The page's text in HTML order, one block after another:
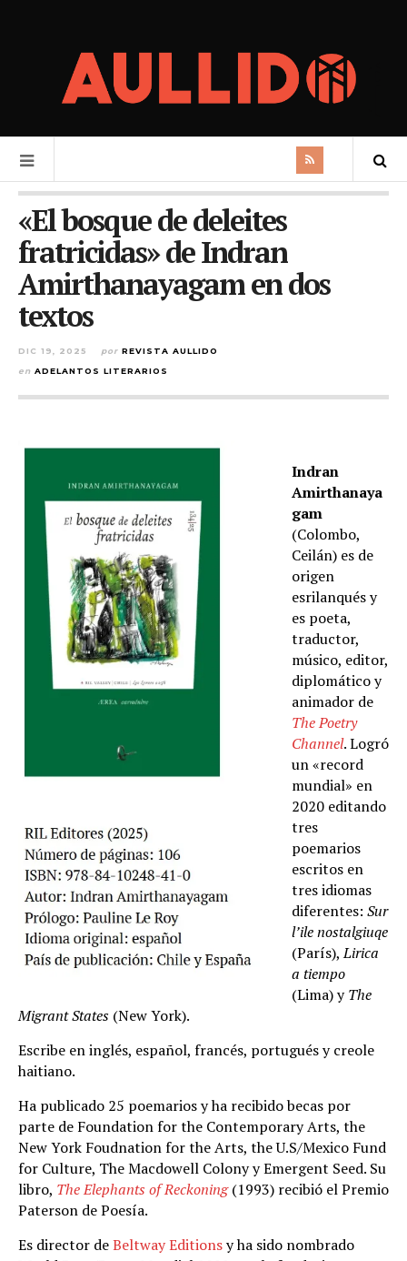
«El bosque de deleites
fratricidas» de Indran
Amirthanayagam en dos
textos
DIC 19, 2025 por REVISTA AULLIDO
en ADELANTOS LITERARIOS
Indran
Amirthanaya
gam
(Colombo,
Ceilán) es de
origen
esrilanqués y
es poeta,
traductor,
músico, editor,
diplomático y
animador de
The Poetry
Channel. Logró
un «record
mundial» en
2020 editando
tres
poemarios
escritos en
tres idiomas
diferentes: Sur
l’ile nostalgiuqe
(París),Lirica
a tiempo
(Lima) yThe
Migrant States (New York).
Escribe en inglés, español, francés, portugués y creole
haitiano.
Ha publicado 25 poemarios y ha recibido becas por
parte de Foundation for the Contemporary Arts, the
New York Foudnation for the Arts, the U.S/Mexico Fund
for Culture, The Macdowell Colony y Emergent Seed. Su
libro, The Elephants of Reckoning(1993) recibió el Premio
Paterson de Poesía.
Es director deBeltway Editionsy ha sido nombrado